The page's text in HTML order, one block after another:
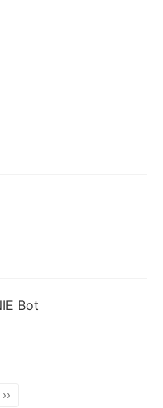
Bot
››